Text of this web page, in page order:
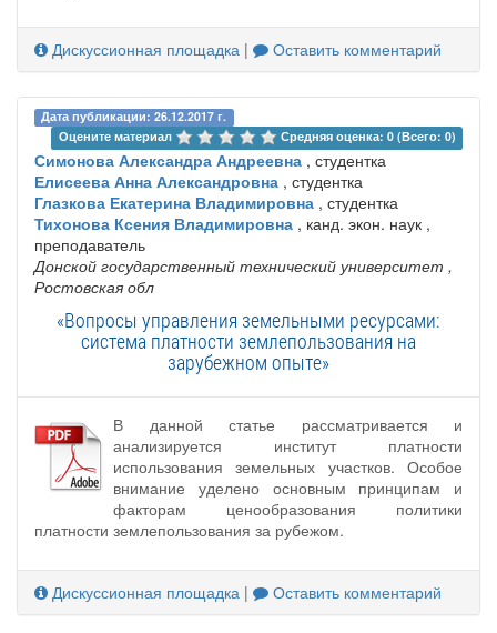
Дискуссионная площадка | Оставить комментарий
Дата публикации: 26.12.2017 г.
Оцените материал
Средняя оценка: 0 (Всего: 0)
Симонова Александра Андреевна , студентка
Елисеева Анна Александровна , студентка
Глазкова Екатерина Владимировна , студентка
Тихонова Ксения Владимировна , канд. экон. наук ,
преподаватель
Донской государственный технический университет ,
Ростовская обл
«Вопросы управления земельными ресурсами:
система платности землепользования на
зарубежном опыте»
В данной статье рассматривается и
анализируется институт платности
использования земельных участков. Особое
внимание уделено основным принципам и
факторам ценообразования политики
платности землепользования за рубежом.
Дискуссионная площадка | Оставить комментарий